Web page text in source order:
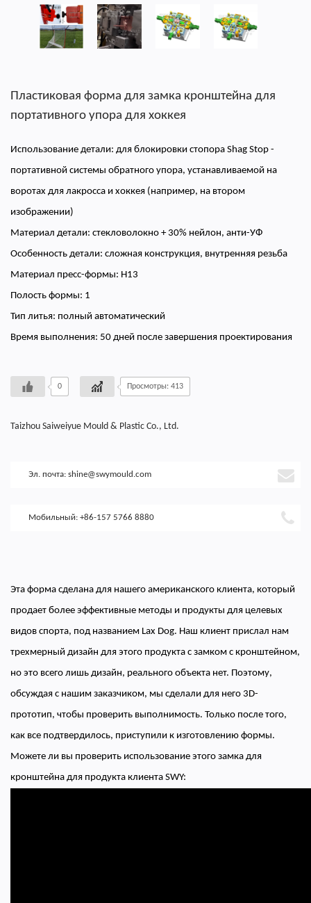
Пластиковая форма для замка кронштейна для
портативного упора для хоккея
Использование детали: для блокировки стопора Shag Stop -
портативной системы обратного упора, устанавливаемой на
воротах для лакросса и хоккея (например, на втором
изображении)
Материал детали: стекловолокно + 30% нейлон, анти-УФ
Особенность детали: сложная конструкция, внутренняя резьба
Материал пресс-формы: H13
Полость формы: 1
Тип литья: полный автоматический
Время выполнения: 50 дней после завершения проектирования
0 Просмотры: 413
Taizhou Saiweiyue Mould & Plastic Co., Ltd.
Эл. почта: shine@swymould.com
Мобильный: +86-157 5766 8880
Эта форма сделана для нашего американского клиента, который
продает более эффективные методы и продукты для целевых
видов спорта, под названием Lax Dog. Наш клиент прислал нам
трехмерный дизайн для этого продукта с замком с кронштейном,
но это всего лишь дизайн, реального объекта нет. Поэтому,
обсуждая с нашим заказчиком, мы сделали для него 3D-
прототип, чтобы проверить выполнимость. Только после того,
как все подтвердилось, приступили к изготовлению формы.
Можете ли вы проверить использование этого замка для
кронштейна для продукта клиента SWY: